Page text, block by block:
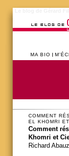
MA BIO
COMMENT
EL KHOMRI
Comment
Khomri et
Richard